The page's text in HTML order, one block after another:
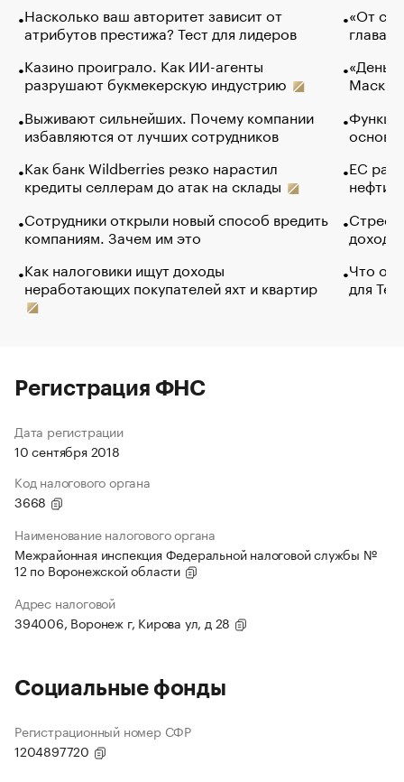
Насколько ваш авторитет зависит от
атрибутов престижа? Тест для лидеров
Казино проиграло. Как ИИ-агенты
разрушают букмекерскую индустрию
Выживают сильнейших. Почему компании
избавляются от лучших сотрудников
Как банк Wildberries резко нарастил
кредиты селлерам до атак на склады
Сотрудники открыли новый способ вредить
компаниям. Зачем им это
Как налоговики ищут доходы
неработающих покупателей яхт и квартир
«От
глава
Маск в
основ
ЕС
нефти
Что
для
Регистрация ФНС
Дата регистрации
10 сентября 2018
Код налогового органа
3668
Наименование налогового органа
Межрайонная инспекция Федеральной налоговой службы №
12 по Воронежской области
Адрес налоговой
394006, Воронеж г, Кирова ул, д 28
Социальные фонды
Регистрационный номер СФР
1204897720